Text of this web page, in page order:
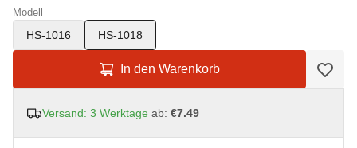
Modell
HS-1016 HS-1018
In den Warenkorb
Versand: 3 Werktage ab: €7.49